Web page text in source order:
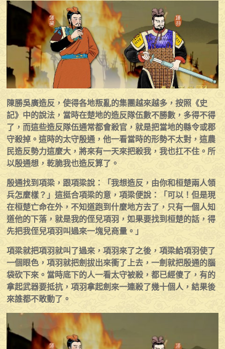
陳勝吳廣造反，使得各地叛亂的集團越來越多，按照《史
記》中的說法，當時在楚地的造反隊伍數不勝數，多得不得
了，而這些造反隊伍通常都會殺官，就是把當地的縣令或郡
守殺掉。這時的太守殷通，他一看當時的形勢不太對，這農
民造反勢力這麼大，將來有一天來把殺我，我也扛不住。所
以殷通想，乾脆我也造反算了。
殷通找到項梁，跟項梁說：「我想造反，由你和桓楚兩人領
兵怎麼樣？」這挺合項梁的意，項梁便說：「可以！但是現
在桓楚亡命在外，不知道跑到什麼地方去了，只有一個人知
道他的下落，就是我的侄兒項羽，如果要找到桓楚的話，得
先把我侄兒項羽叫過來一塊兒商量。」
項梁就把項羽就叫了過來，項羽來了之後，項梁給項羽使了
一個眼色，項羽就把劍拔出來衝了上去，一劍就把殷通的腦
袋砍下來。當時底下的人一看太守被殺，都已經傻了，有的
拿起武器要抵抗，項羽拿起劍來一連殺了幾十個人，結果後
來誰都不敢動了。